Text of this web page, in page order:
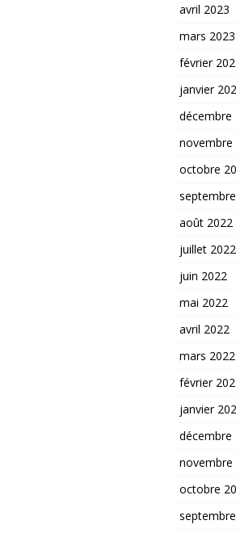
avril 2023
mars 2023
février
janvier
décembre
novembre
octobre
août 2022
juillet 2022
juin 2022
mai 2022
avril 2022
mars 2022
février
janvier
décembre
novembre
octobre